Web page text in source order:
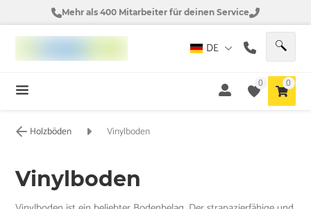
Mehr als 400 Mitarbeiter für deinen Service
DE
0 0
Holzböden Vinylboden
Vinylboden